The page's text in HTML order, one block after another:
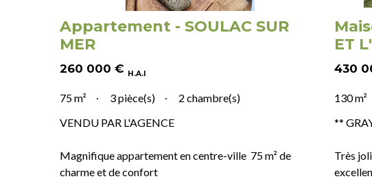
Appartement - SOULAC SUR
MER
260 000 € H.A.I
75 m² 3 pièce(s)
2 chambre(s)
VENDU PAR L'AGENCE
Magnifique appartement en centre-ville 75 m² de
charme et de confort
ET
430
130 m²
**
Très